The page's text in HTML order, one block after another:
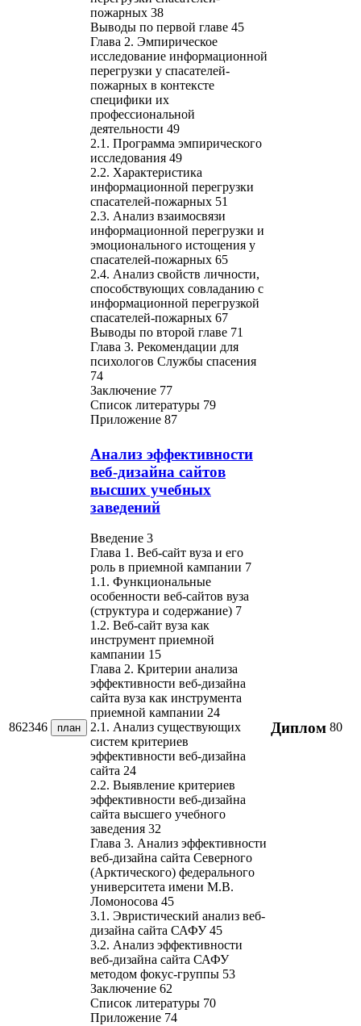
пожарных 38
Выводы по первой главе 45
Глава 2. Эмпирическое
исследование информационной
перегрузки у спасателей-
пожарных в контексте
специфики их
профессиональной
деятельности 49
2.1. Программа эмпирического
исследования 49
2.2. Характеристика
информационной перегрузки
спасателей-пожарных 51
2.3. Анализ взаимосвязи
информационной перегрузки и
эмоционального истощения у
спасателей-пожарных 65
2.4. Анализ свойств личности,
способствующих совладанию с
информационной перегрузкой
спасателей-пожарных 67
Выводы по второй главе 71
Глава 3. Рекомендации для
психологов Службы спасения
74
Заключение 77
Список литературы 79
Приложение 87
862346 план
Анализ эффективности
веб-дизайна сайтов
высших учебных
заведений
Введение 3
Глава 1. Веб-сайт вуза и его
роль в приемной кампании 7
1.1. Функциональные
особенности веб-сайтов вуза
(структура и содержание) 7
1.2. Веб-сайт вуза как
инструмент приемной
кампании 15
Глава 2. Критерии анализа
эффективности веб-дизайна
сайта вуза как инструмента
приемной кампании 24
2.1. Анализ существующих
систем критериев
эффективности веб-дизайна
сайта 24
2.2. Выявление критериев
эффективности веб-дизайна
сайта высшего учебного
заведения 32
Глава 3. Анализ эффективности
веб-дизайна сайта Северного
(Арктического) федерального
университета имени М.В.
Ломоносова 45
3.1. Эвристический анализ веб-
дизайна сайта САФУ 45
3.2. Анализ эффективности
веб-дизайна сайта САФУ
методом фокус-группы 53
Заключение 62
Список литературы 70
Приложение 74
Диплом 80